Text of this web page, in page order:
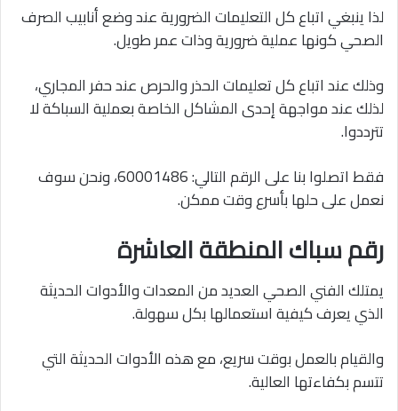
لذا ينبغي اتباع كل التعليمات الضرورية عند وضع أنابيب الصرف
الصحي كونها عملية ضرورية وذات عمر طويل.
وذلك عند اتباع كل تعليمات الحذر والحرص عند حفر المجاري،
لذلك عند مواجهة إحدى المشاكل الخاصة بعملية السباكة لا
تترددوا.
فقط اتصلوا بنا على الرقم التالي: 60001486، ونحن سوف
نعمل على حلها بأسرع وقت ممكن.
رقم سباك المنطقة العاشرة
يمتلك الفني الصحي العديد من المعدات والأدوات الحديثة
الذي يعرف كيفية استعمالها بكل سهولة.
والقيام بالعمل بوقت سريع، مع هذه الأدوات الحديثة التي
تتسم بكفاءتها العالية.